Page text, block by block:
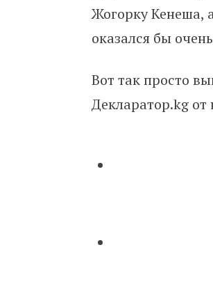
Жогорку Кенеша,
оказался бы
Вот так просто
Декларатор.kg